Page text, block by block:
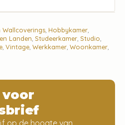
Wallcoverings Hobbykamer
Landen Studeerkamer Studio
Vintage Werkkamer Woonkamer